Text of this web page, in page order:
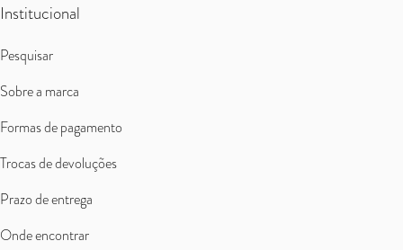
Institucional
Pesquisar
Sobre a marca
Formas de pagamento
Trocas de devoluções
Prazo de entrega
Onde encontrar